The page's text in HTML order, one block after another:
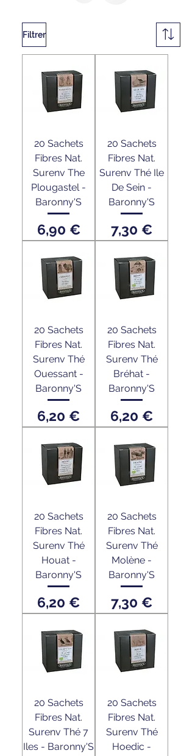
Filtrer
20 Sachets
Fibres Nat.
Surenv The
Plougastel -
Baronny'S
Prix
6,90 €
20 Sachets
Fibres Nat.
Surenv Thé Ile
De Sein -
Baronny'S
Prix
7,30 €
20 Sachets
Fibres Nat.
Surenv Thé
Ouessant -
Baronny'S
Prix
6,20 €
20 Sachets
Fibres Nat.
Surenv Thé
Bréhat -
Baronny'S
Prix
6,20 €
20 Sachets
Fibres Nat.
Surenv Thé
Houat -
Baronny'S
Prix
6,20 €
20 Sachets
Fibres Nat.
Surenv Thé
Molène -
Baronny'S
Prix
7,30 €
20 Sachets
Fibres Nat.
Surenv Thé 7
Iles - Baronny'S
20 Sachets
Fibres Nat.
Surenv Thé
Hoedic -